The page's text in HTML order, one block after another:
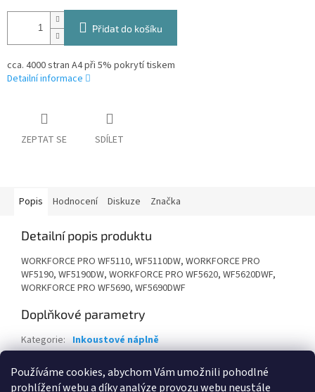
Používáme cookies, abychom Vám umožnili pohodlné
prohlížení webu a díky analýze provozu webu neustále
Přidat do košíku
cca. 4000 stran A4 při 5% pokrytí tiskem
Detailní informace
ZEPTAT SE SDÍLET
Popis Hodnocení Diskuze Značka
Detailní popis produktu
WORKFORCE PRO WF5110, WF5110DW, WORKFORCE PRO
WF5190, WF5190DW, WORKFORCE PRO WF5620, WF5620DWF,
WORKFORCE PRO WF5690, WF5690DWF
Doplňkové parametry
Kategorie: Inkoustové náplně
EAN: 6935482050257